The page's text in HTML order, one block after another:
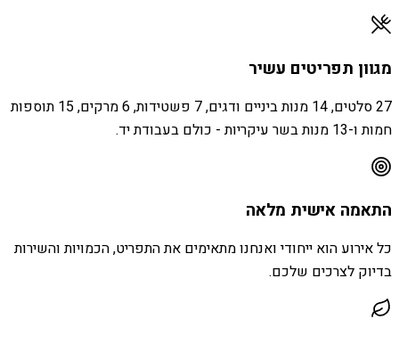
מגוון תפריטים עשיר
27 סלטים, 14 מנות ביניים ודגים, 7 פשטידות, 6 מרקים, 15 תוספות
חמות ו-13 מנות בשר עיקריות - כולם בעבודת יד.
התאמה אישית מלאה
כל אירוע הוא ייחודי ואנחנו מתאימים את התפריט, הכמויות והשירות
בדיוק לצרכים שלכם.